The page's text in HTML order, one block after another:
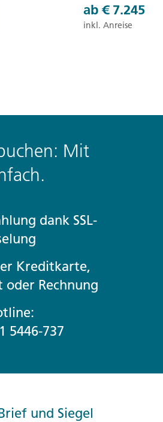
ab € 7.245
inkl. Anreise
Mit
dank SSL-
Kreditkarte,
oder Rechnung
5446-737
und Siegel